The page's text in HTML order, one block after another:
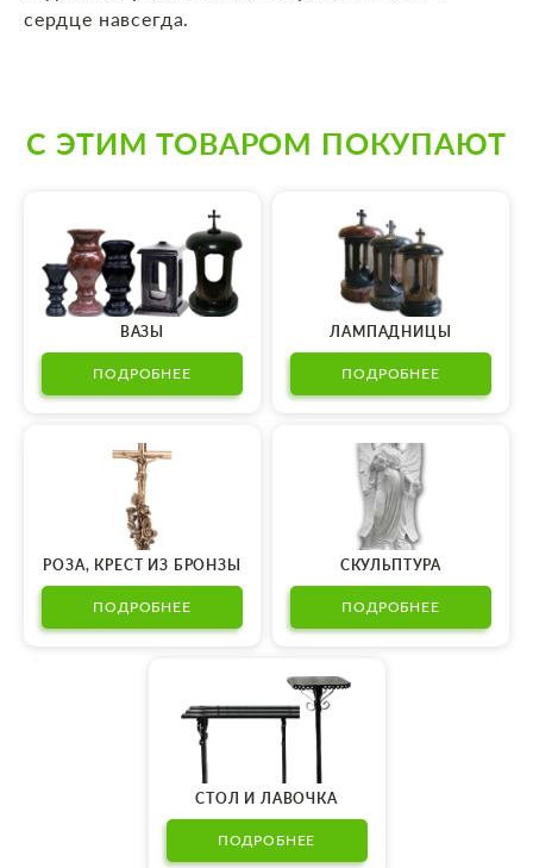
сердце навсегда.
С ЭТИМ ТОВАРОМ ПОКУПАЮТ
ВАЗЫ
ПОДРОБНЕЕ
ЛАМПАДНИЦЫ
ПОДРОБНЕЕ
РОЗА, КРЕСТ ИЗ БРОНЗЫ
ПОДРОБНЕЕ
СКУЛЬПТУРА
ПОДРОБНЕЕ
СТОЛ И ЛАВОЧКА
ПОДРОБНЕЕ